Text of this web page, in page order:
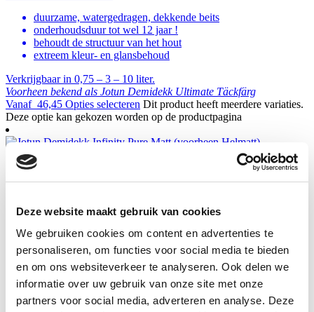
Deze website maakt gebruik van cookies
We gebruiken cookies om content en advertenties te
personaliseren, om functies voor social media te bieden
en om ons websiteverkeer te analyseren. Ook delen we
informatie over uw gebruik van onze site met onze
partners voor social media, adverteren en analyse. Deze
duurzame, watergedragen, dekkende beits
onderhoudsduur tot wel 12 jaar !
behoudt de structuur van het hout
extreem kleur- en glansbehoud
Verkrijgbaar in 0,75 – 3 – 10 liter.
Voorheen bekend als Jotun Demidekk Ultimate Täckfärg
Vanaf 46,45 Opties selecteren Dit product heeft meerdere variaties.
Deze optie kan gekozen worden op de productpagina
Jotun Demidekk Infinity Pure Matt
Watergedragen dekkende extra matte variant van Jotun Demidekk
Cleantech. Dit product was voorheen bekend alsJotun Demidekk
Ultimate Helmatt.
extra matte uitstraling
extreem kleur- en glansbehoud
10-12 jaar onderhoudsarm
milieuvriendelijk, beschermt tegen schimmelgroei